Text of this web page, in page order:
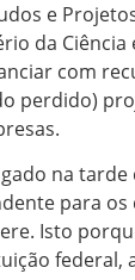
e
da Ciência
com
perdido)
na
para
Isto
federal,